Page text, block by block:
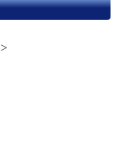
＞